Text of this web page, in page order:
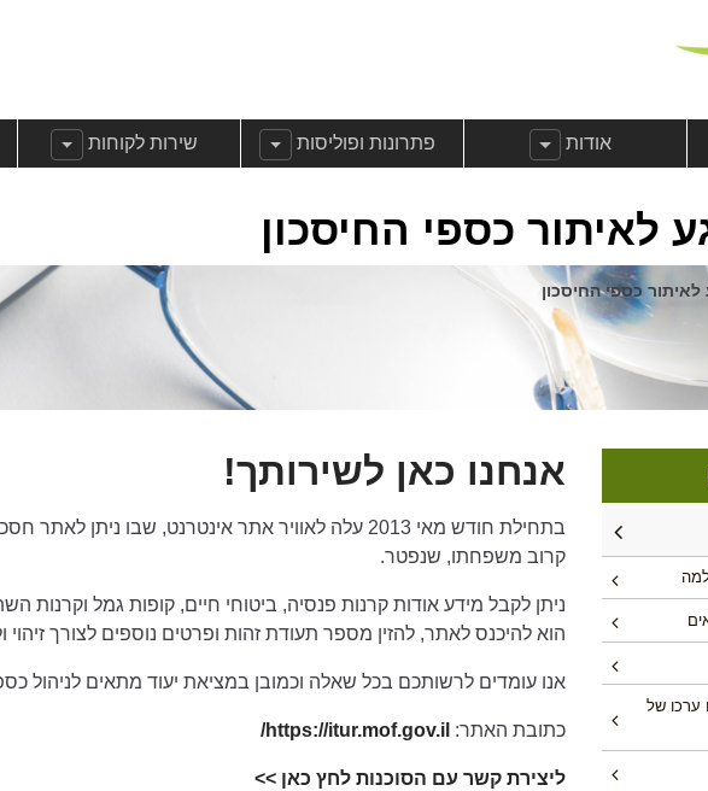
אודות
הצג תפריט משנה עבוראודותפתרונות ופוליסות
הצג תפריט משנה עבורפתרונות ופוליסות
שירות לקוחות
הצג תפריט משנה
לאיתור כספי החיסכון
לאיתור כספי החיסכון
ערכו של
אנחנו כאן לשירותך!
בתחילת חודש מאי 2013 עלה לאוויר אתר אינטרנט, שבו
קרוב משפחתו, שנפטר.
ניתן לקבל מידע אודות קרנות פנסיה, ביטוחי חיים, קופות גמל וקרנות
הוא להיכנס לאתר, להזין מספר תעודת זהות ופרטים נוספים לצורך
אנו עומדים לרשותכם בכל שאלה וכמובן במציאת יעוד מתאים לניהול
כתובת האתר: https://itur.mof.gov.il/
ליצירת קשר עם הסוכנות לחץ כאן >>